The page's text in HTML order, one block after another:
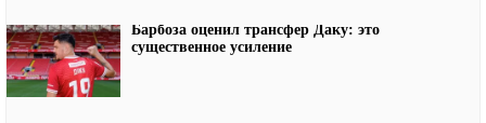
Барбоза оценил трансфер Даку: это
существенное усиление